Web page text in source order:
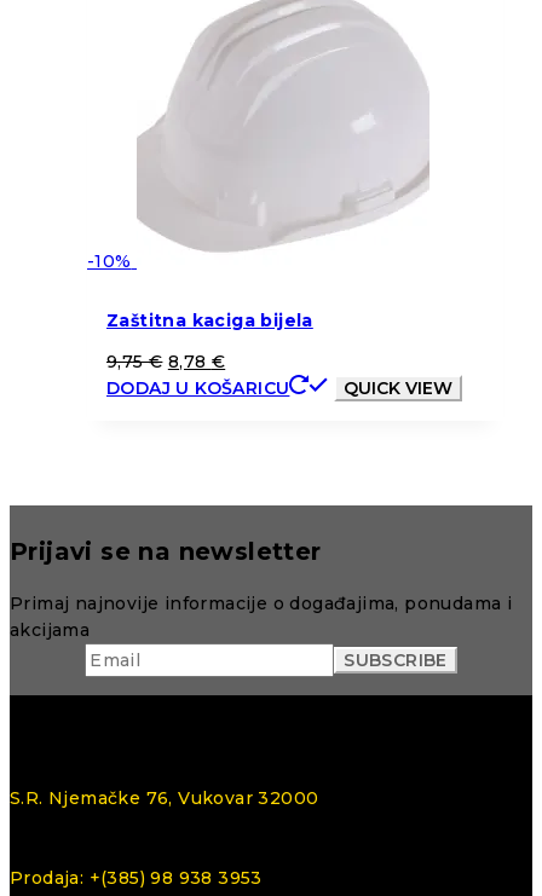
-10%
Zaštitna kaciga bijela
9,75€ 8,78 €
DODAJ U KOŠARICU
QUICK VIEW
Prijavi se na newsletter
Primaj najnovije informacije o događajima, ponudama i
akcijama
S.R. Njemačke 76, Vukovar 32000
Prodaja: +(385) 98 938 3953